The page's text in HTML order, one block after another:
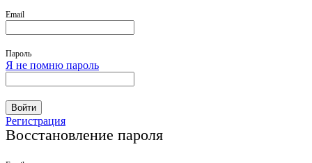
Email
Пароль
Я не помню пароль
Войти
Регистрация
Восстановление пароля